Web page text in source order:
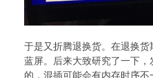
于是又折腾退换货。在退换
蓝屏。后来大致研究了一下
的，混插可能会有内存时序不